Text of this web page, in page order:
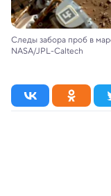
Следы забора проб в
NASA/JPL-Caltech